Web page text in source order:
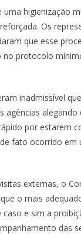
uma higienização
Os
que esse
no protocolo
inadmissível
agências alegando
por estarem
fato ocorrido em
externas, o
o mais
e sim a
das